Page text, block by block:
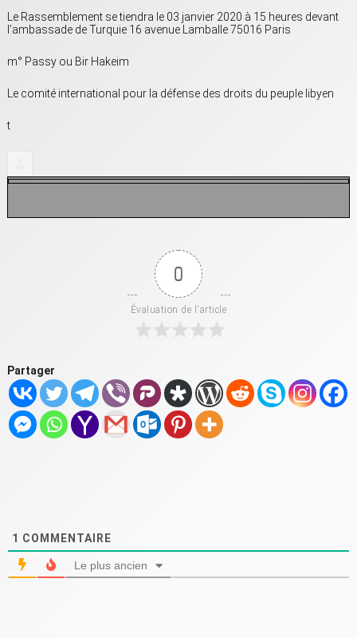
Le Rassemblement se tiendra le 03 janvier 2020 à 15 heures devant
l’ambassade de Turquie 16 avenue Lamballe 75016 Paris
m° Passy ou Bir Hakeim
Le comité international pour la défense des droits du peuple libyen
t
0
Évaluation de l'article
Partager
1 COMMENTAIRE
Le plus ancien